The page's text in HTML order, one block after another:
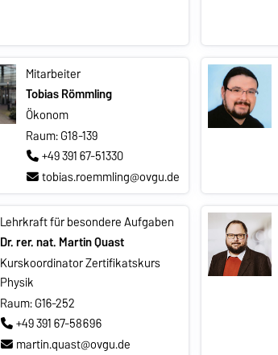
Mitarbeiter
Tobias Römmling
Ökonom
Raum: G18-139
+49 391 67-51330
tobias.roemmling@ovgu.de
Lehrkraft für besondere Aufgaben
Dr. rer. nat. Martin Quast
Kurskoordinator Zertifikatskurs
Physik
Raum: G16-252
+49 391 67-58696
martin.quast@ovgu.de